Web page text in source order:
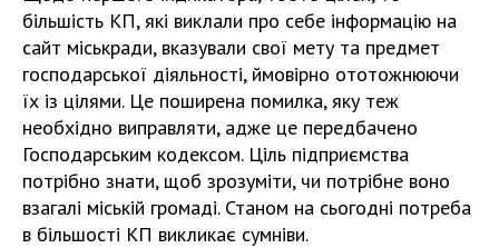
більшість КП, які виклали про себе інформацію на
сайт міськради, вказували свої мету та предмет
господарської діяльності, ймовірно ототожнюючи
їх із цілями. Це поширена помилка, яку теж
необхідно виправляти, адже це передбачено
Господарським кодексом. Ціль підприємства
потрібно знати, щоб зрозуміти, чи потрібне воно
взагалі міській громаді. Станом на сьогодні потреба
в більшості КП викликає сумніви.